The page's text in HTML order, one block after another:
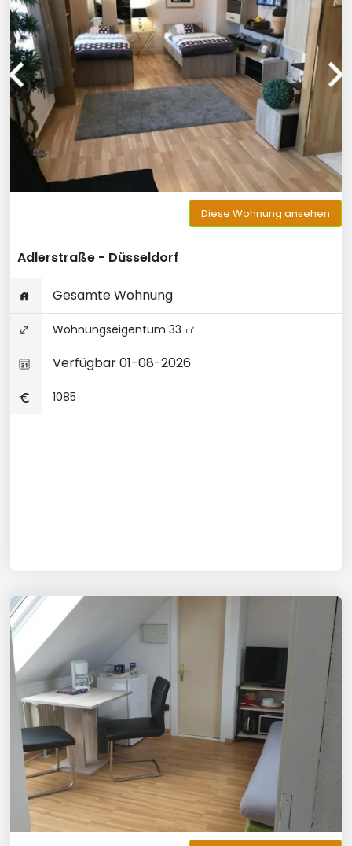
Diese Wohnung ansehen
Adlerstraße - Düsseldorf
Gesamte Wohnung
Wohnungseigentum 33 ㎡
Verfügbar 01-08-2026
1085